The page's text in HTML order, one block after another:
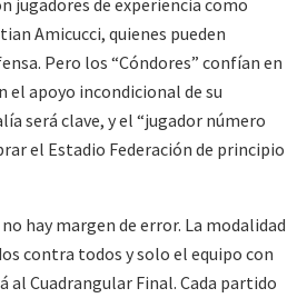
Amicucci, quienes pueden
Pero los “Cóndores” confían en
el apoyo incondicional de su
será clave, y el “jugador número
el Estadio Federación de principio
hay margen de error. La modalidad
contra todos y solo el equipo con
al Cuadrangular Final. Cada partido